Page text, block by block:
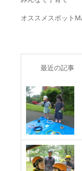
オススメスポット
最近の記事